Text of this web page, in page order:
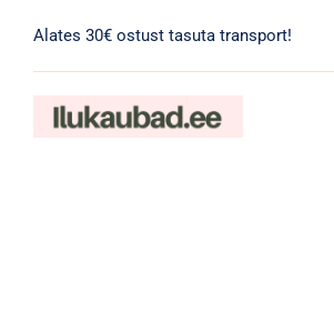
content
Alates 30€ ostust tasuta transport!